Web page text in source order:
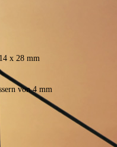
x 28 mm
von 4 mm